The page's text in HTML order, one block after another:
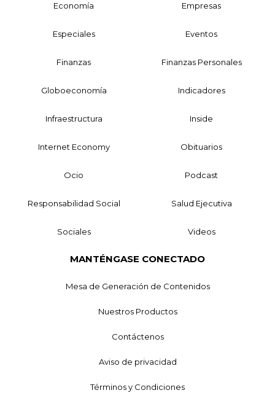
Economía Empresas
Especiales Eventos
Finanzas Finanzas Personales
Globoeconomía Indicadores
Infraestructura Inside
Internet Economy Obituarios
Ocio Podcast
Responsabilidad Social Salud Ejecutiva
Sociales Videos
MANTÉNGASE CONECTADO
Mesa de Generación de Contenidos
Nuestros Productos
Contáctenos
Aviso de privacidad
Términos y Condiciones